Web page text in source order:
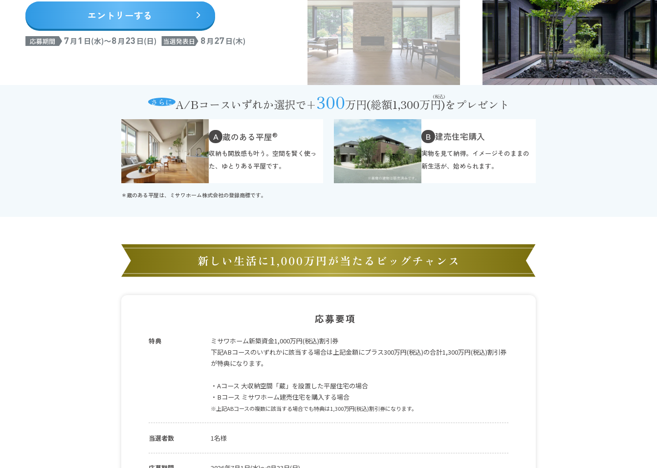
エントリーする
さらに A/Bコースいずれか選択で+300万円(総額1,300万円)
(税込)
をプレゼント
A 蔵のある平屋®
収納も開放感も叶う。空間を賢く使っ
た、ゆとりある平屋です。
B 建売住宅購入
実物を見て納得。イメージそのままの
新生活が、始められます。
＊蔵のある平屋は、ミサワホーム株式会社の登録商標です。
応募要項
特典
ミサワホーム新築資金1,000万円(税込)割引券
下記ABコースのいずれかに該当する場合は上記金額にプラス300万円(税込)の合計1,300万円(税込)割引券
が特典になります。
・Aコース 大収納空間「蔵」を設置した平屋住宅の場合
・Bコース ミサワホーム建売住宅を購入する場合
※上記ABコースの複数に該当する場合でも特典は1,300万円(税込)割引券になります。
当選者数 1名様